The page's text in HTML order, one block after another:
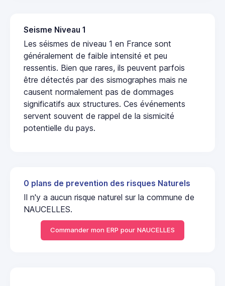
Seisme Niveau 1
Les séismes de niveau 1 en France sont
généralement de faible intensité et peu
ressentis. Bien que rares, ils peuvent parfois
être détectés par des sismographes mais ne
causent normalement pas de dommages
significatifs aux structures. Ces événements
servent souvent de rappel de la sismicité
potentielle du pays.
0 plans de prevention des risques Naturels
Il n'y a aucun risque naturel sur la commune de
NAUCELLES.
Commander mon ERP pour NAUCELLES